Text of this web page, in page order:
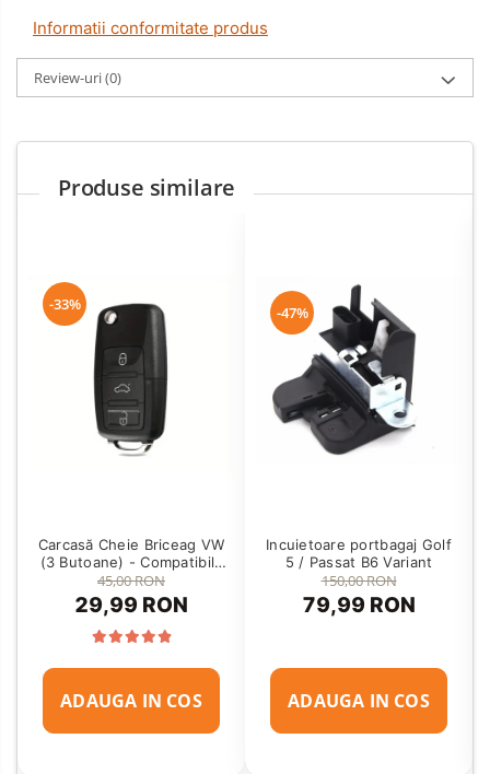
Informatii conformitate produs
Review-uri(0)
Produse similare
-33%
Carcasă Cheie Briceag VW
(3 Butoane) - Compatibilă
Golf 5, Jetta, Touran etc
45,00 RON
29,99 RON
ADAUGA IN COS
-47%
Incuietoare portbagaj Golf
5 / Passat B6 Variant
150,00 RON
79,99 RON
ADAUGA IN COS